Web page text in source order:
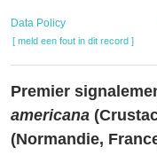
gaan
Data Policy
[ meld een fout in dit record ]
Premier
americana
(Normandie,